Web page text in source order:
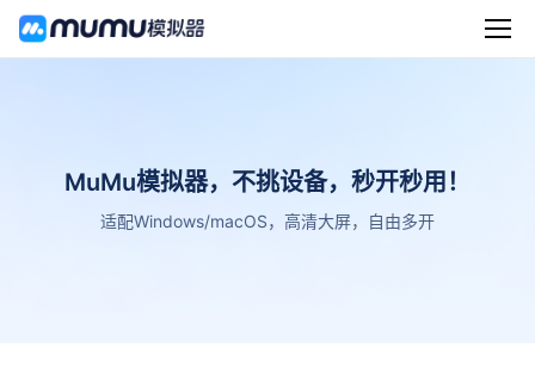
MuMu模拟器，不挑设备，秒开秒用！
适配Windows/macOS，高清大屏，自由多开